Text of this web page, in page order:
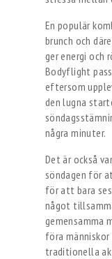
En populär
brunch och
ger energi och
Bodyflight
eftersom
den lugna
några minuter.
Det är också
söndagen för
för att bara
något
gemensamma
föra
traditionella